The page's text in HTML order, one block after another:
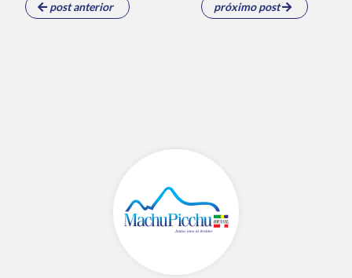
post anterior próximo post